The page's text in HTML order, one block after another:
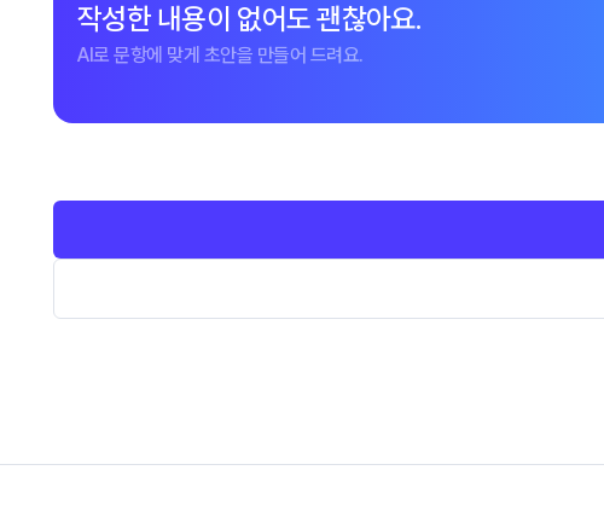
작성한 내용이 없어도 괜찮아요.
AI로 문항에 맞게 초안을 만들어 드려요.